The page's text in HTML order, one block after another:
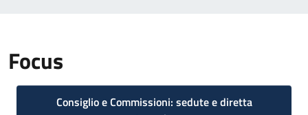
Focus
Consiglio e Commissioni: sedute e diretta